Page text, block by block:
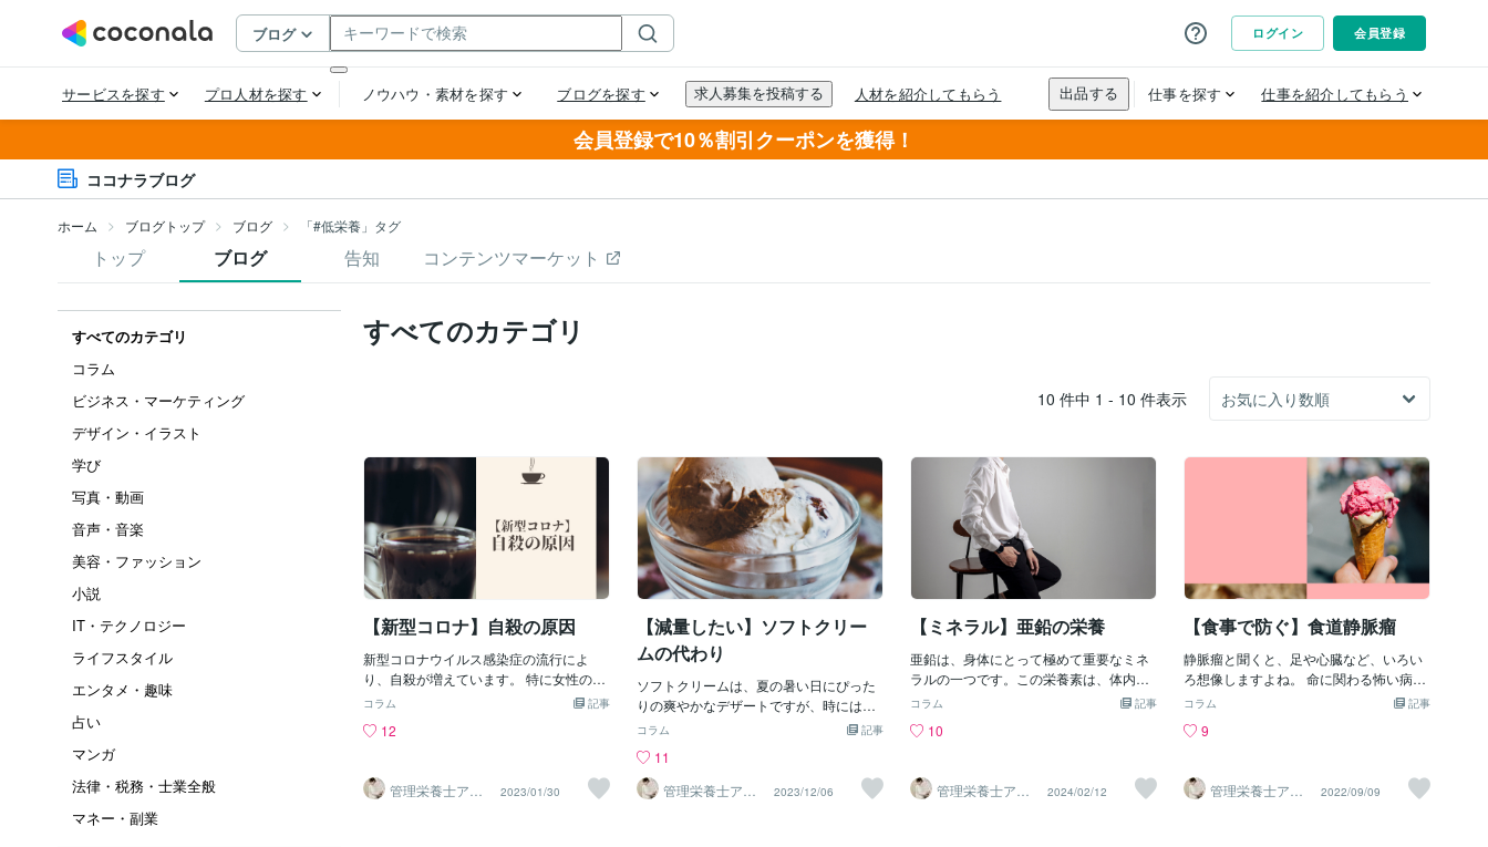
会員登録で10％割引クーポンを獲得！
ココナラブログ
ホーム ブログトップ ブログ 「#低栄養」タグ
トップ ブログ 告知 コンテンツマーケット
すべてのカテゴリ
コラム
ビジネス・マーケティング
デザイン・イラスト
学び
写真・動画
音声・音楽
美容・ファッション
小説
IT・テクノロジー
ライフスタイル
エンタメ・趣味
占い
マンガ
法律・税務・士業全般
マネー・副業
すべてのカテゴリ
10 件中 1 - 10 件表示
【新型コロナ】自殺の原因
新型コロナウイルス感染症の流行によ
り、自殺が増えています。 特に女性の自
殺が増えている原因について紹介しま
とめ ①家庭 女性における家庭問題は、夫
その他家族との不和、介護・看護疲れも
家庭問題として挙げられます。 ②健康 う
記事
コラム
12
管理栄養士アオ
イ 村中一帆ママ
2023/01/30
【減量したい】ソフトクリー
ムの代わり
ソフトクリームは、夏の暑い日にぴった
りの爽やかなデザートですが、時には代
用品を探すこともありますよね。幸いな
ムの世界では、さまざまな代用品が登場
しています。以下に、ソフトクリームの
代用品として楽しめるアイスクリームの
記事
コラム
11
管理栄養士アオ
イ 村中一帆ママ
2023/12/06
【ミネラル】亜鉛の栄養
亜鉛は、身体にとって極めて重要なミネ
ラルの一つです。この栄養素は、体内で
数々の生化学反応に関与し、健康な成
成などに不可欠です。日常の食事から適
正常な機能をサポートするために重要で
す。亜鉛の主な役割 免疫システムのサポ
記事
コラム
10
管理栄養士アオ
イ 村中一帆ママ
2024/02/12
【食事で防ぐ】食道静脈瘤
静脈瘤と聞くと、足や心臓など、いろい
ろ想像しますよね。 命に関わる怖い病気
だと感じる方も多いでしょう。 今回は、
す。 ①食道静脈瘤とは ②食道静脈瘤の治
道静脈瘤とは 食道の静脈がこぶのように
腫れ上がる病気です。 肝硬変の末期に出
記事
コラム
9
管理栄養士アオ
イ 村中一帆ママ
2022/09/09